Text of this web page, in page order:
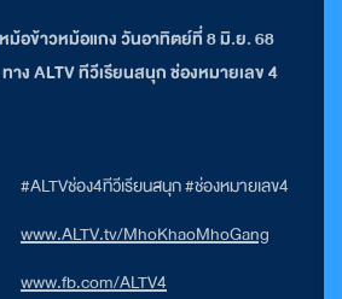
ม้อข้าวหม้อแกง วันอาทิตย์ที่ 8 มิ.ย. 68
าง ALTV ทีวีเรียนสนุก ช่องหมายเลข 4
#ALTVช่อง4ทีวีเรียนสนุก #ช่องหมายเลข4
www.ALTV.tv/MhoKhaoMhoGang
www.fb.com/ALTV4